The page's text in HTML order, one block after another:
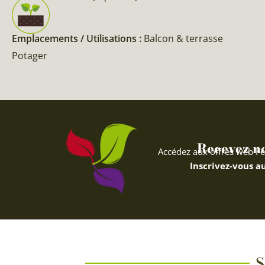
Emplacements / Utilisations : Balcon & terrasse
Potager
Recevez
Accédez aux offres web
Inscrivez-vous